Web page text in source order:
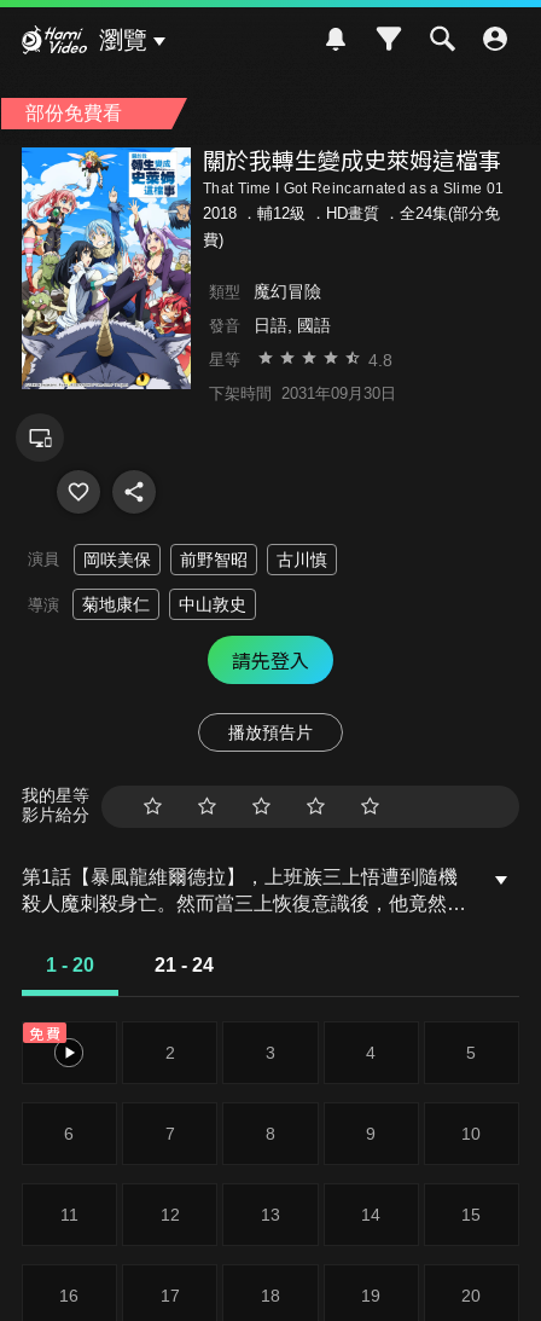
瀏覽
部份免費看
關於我轉生變成史萊姆這檔事
That Time I Got Reincarnated as a Slime 01
2018 ． 輔12級
．HD畫質 ．全24集(部分免
費)
類型 魔幻冒險
發音 日語, 國語
星等 4.8
下架時間 2031年09月30日
演員 岡咲美保 前野智昭 古川慎
導演 菊地康仁 中山敦史
請先登入
播放預告片
我的星等
影片給分
第1話【暴風龍維爾德拉】，上班族三上悟遭到隨機
殺人魔刺殺身亡。然而當三上恢復意識後，他竟然轉
向他搭話，史萊姆三上的命運究竟會……
1 - 20 21 - 24
免費
1 2 3 4 5
6 7 8 9 10
11 12 13 14 15
16 17 18 19 20